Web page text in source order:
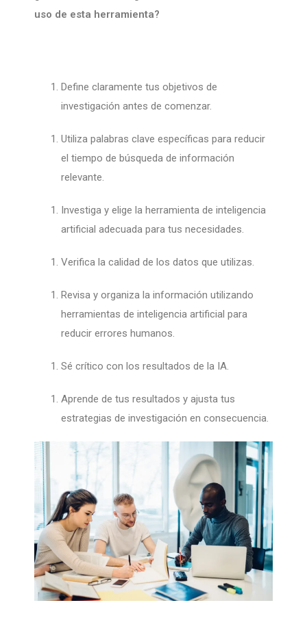
uso de esta herramienta?
Define claramente tus objetivos de
investigación antes de comenzar.
Utiliza palabras clave específicas para reducir
el tiempo de búsqueda de información
relevante.
Investiga y elige la herramienta de inteligencia
artificial adecuada para tus necesidades.
Verifica la calidad de los datos que utilizas.
Revisa y organiza la información utilizando
herramientas de inteligencia artificial para
reducir errores humanos.
Sé crítico con los resultados de la IA.
Aprende de tus resultados y ajusta tus
estrategias de investigación en consecuencia.